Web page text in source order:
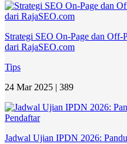
Strategi SEO On-Page dan Off-
dari RajaSEO.com
Tips
24 Mar 2025 | 389
Jadwal Ujian IPDN 2026: